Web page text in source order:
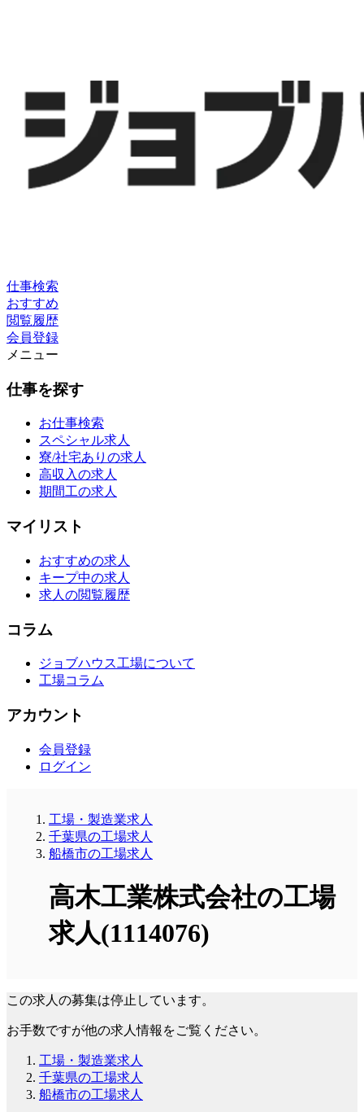
仕事検索
おすすめ
閲覧履歴
会員登録
メニュー
仕事を探す
お仕事検索
スペシャル求人
寮/社宅ありの求人
高収入の求人
期間工の求人
マイリスト
おすすめの求人
キープ中の求人
求人の閲覧履歴
コラム
ジョブハウス工場について
工場コラム
アカウント
会員登録
ログイン
工場・製造業求人
千葉県の工場求人
船橋市の工場求人
高木工業株式会社の工場
求人(1114076)
この求人の募集は停止しています。
お手数ですが他の求人情報をご覧ください。
工場・製造業求人
千葉県の工場求人
船橋市の工場求人